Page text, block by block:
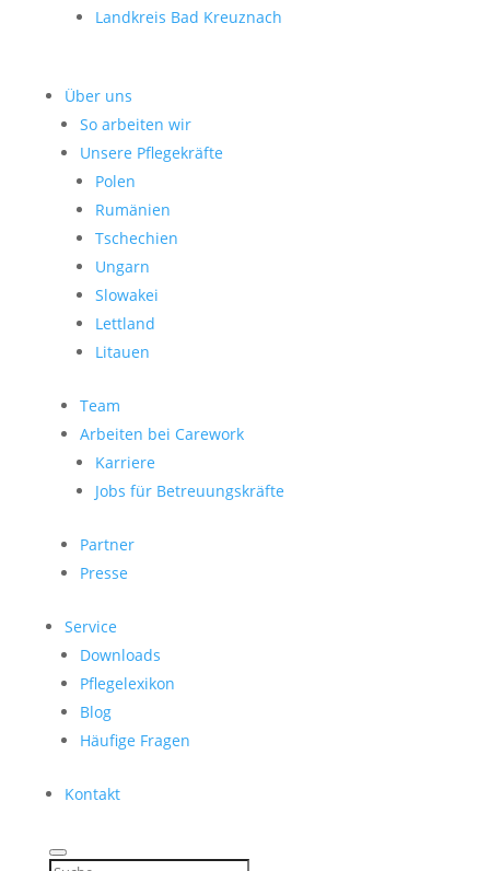
Landkreis Bad Kreuznach
Über uns
So arbeiten wir
Unsere Pflegekräfte
Polen
Rumänien
Tschechien
Ungarn
Slowakei
Lettland
Litauen
Team
Arbeiten bei Carework
Karriere
Jobs für Betreuungskräfte
Partner
Presse
Service
Downloads
Pflegelexikon
Blog
Häufige Fragen
Kontakt